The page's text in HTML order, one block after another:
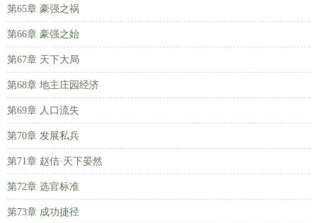
第65章 豪强之祸
第66章 豪强之始
第67章 天下大局
第68章 地主庄园经济
第69章 人口流失
第70章 发展私兵
第71章 赵佶·天下晏然
第72章 选官标准
第73章 成功捷径